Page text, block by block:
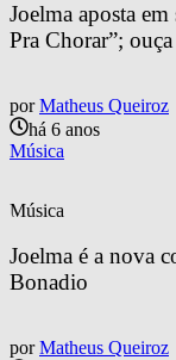
Joelma aposta
Pra Chorar”; ouça
por Matheus Queiroz
há 6 anos
Música
Música
Joelma é a nova
Bonadio
por Matheus Queiroz